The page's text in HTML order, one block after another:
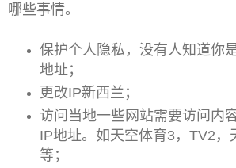
哪些事情。
保护个人隐私，没有人知道你
地址；
更改IP新西兰；
访问当地一些网站需要访问内
IP地址。如天空体育3，TV2，
等；